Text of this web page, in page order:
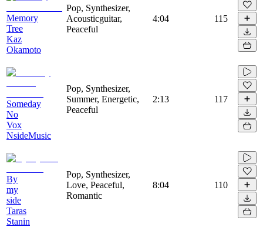
Memory
Tree
Kaz
Okamoto
Pop, Synthesizer,
Acousticguitar,
Peaceful
4:04 115
Someday
No
Vox
NsideMusic
Pop, Synthesizer,
Summer, Energetic,
Peaceful
2:13 117
By
my
side
Taras
Stanin
Pop, Synthesizer,
Love, Peaceful,
Romantic
8:04 110